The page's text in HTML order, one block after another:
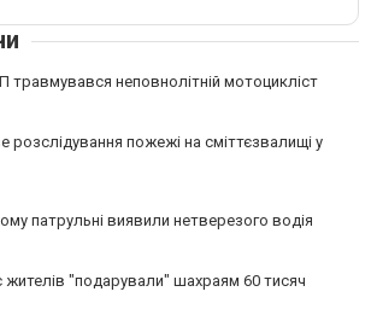
травмувався неповнолітній мотоцикліст
пожежі на сміттєзвалищі у
патрульні виявили нетверезого водія
жителів "подарували" шахраям 60 тисяч